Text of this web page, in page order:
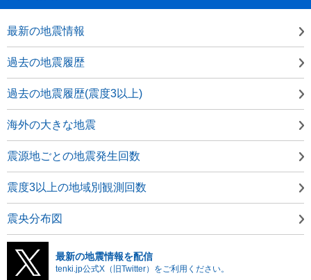
最新の地震情報
過去の地震履歴
過去の地震履歴(震度3以上)
海外の大きな地震
震源地ごとの地震発生回数
震度3以上の地域別観測回数
震央分布図
最新の地震情報を配信
tenki.jp公式X（旧Twitter）をご利用ください。